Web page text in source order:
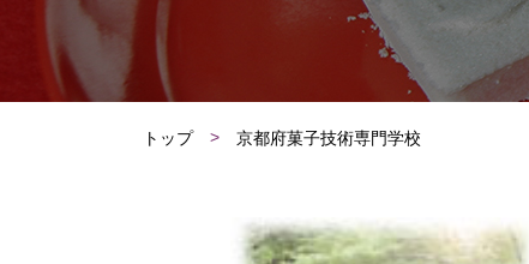
トップ 京都府菓子技術専門学校